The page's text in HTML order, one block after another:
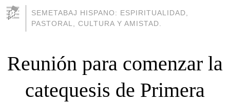
SEMETABAJ HISPANO: ESPIRITUALIDAD,
PASTORAL, CULTURA Y AMISTAD.
Reunión para comenzar la
catequesis de Primera